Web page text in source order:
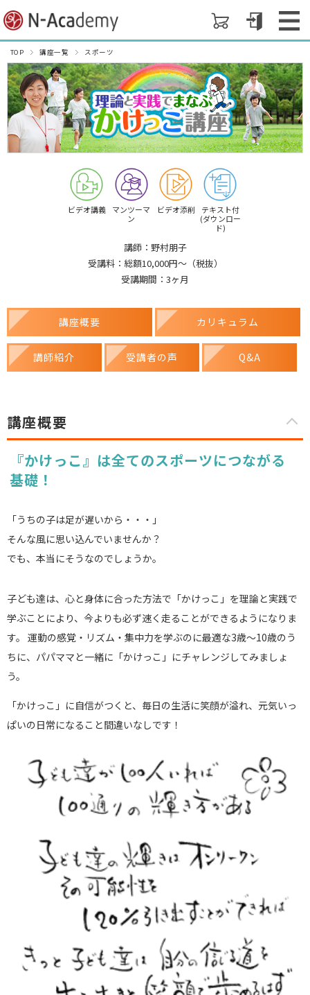
TOP 講座一覧 スポーツ
ビデオ講義
マンツーマ
ン
ビデオ添削
テキスト付
(ダウンロー
ド)
講師：野村朋子
受講料：総額10,000円〜（税抜）
受講期間：3ヶ月
講座概要 カリキュラム
講師紹介 受講者の声 Q&A
講座概要
『かけっこ』は全てのスポーツにつながる
基礎！
「うちの子は足が遅いから・・・」
そんな風に思い込んでいませんか？
でも、本当にそうなのでしょうか。
子ども達は、心と身体に合った方法で「かけっこ」を理論と実践で
学ぶことにより、今よりも必ず速く走ることができるようになりま
す。 運動の感覚・リズム・集中力を学ぶのに最適な3歳～10歳のう
ちに、パパママと一緒に「かけっこ」にチャレンジしてみましょ
う。
「かけっこ」に自信がつくと、毎日の生活に笑顔が溢れ、元気いっ
ぱいの日常になること間違いなしです！